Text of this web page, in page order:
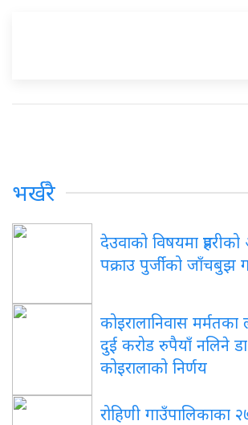
भर्खरै
देउवाको विषयमा
पक्राउ पुर्जीको जाँचबुझ
कोइरालानिवास मर्मतका
दुई करोड रुपैयाँ नलिने
कोइरालाको निर्णय
रोहिणी गाउँपालिकाका